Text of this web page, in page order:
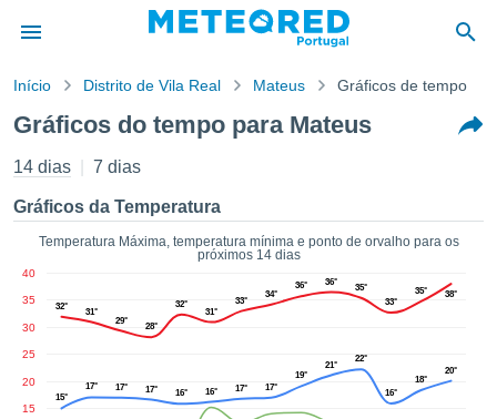
da
foi
por
para
que as
a este
das
e
forma
Início Distrito de Vila Real Mateus Gráficos de tempo
Gráficos do tempo para Mateus
14 dias 7 dias
Gráficos da Temperatura
Temperatura Máxima, temperatura mínima e ponto de orvalho para os
próximos 14 dias
15
20
25
30
35
40
32°
31°
29°
28°
32°
31°
33°
34°
36° 36°
35°
33°
35° 38°
15°
17° 17° 17° 16° 16° 17° 17°
19°
21°
22°
16°
18°
20°